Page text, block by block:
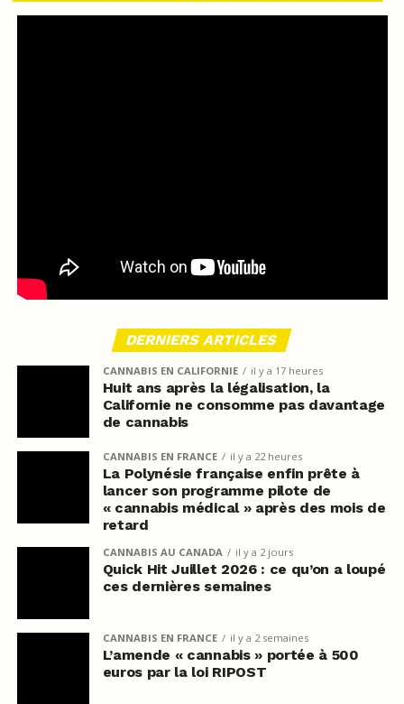
DERNIERS ARTICLES
CANNABIS EN CALIFORNIE il y a 17 heures
Huit ans après la légalisation, la
Californie ne consomme pas davantage
de cannabis
CANNABIS EN FRANCE il y a 22 heures
La Polynésie française enfin prête à
lancer son programme pilote de
« cannabis médical » après des mois de
retard
CANNABIS AU CANADA il y a 2 jours
Quick Hit Juillet 2026 : ce qu’on a loupé
ces dernières semaines
CANNABIS EN FRANCE il y a 2 semaines
L’amende « cannabis » portée à 500
euros par la loi RIPOST